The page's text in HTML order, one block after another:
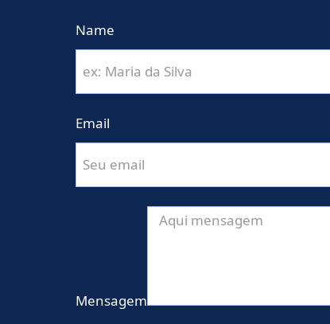
Name
Email
Mensagem